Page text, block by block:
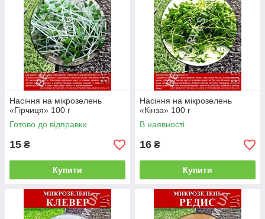
Насіння на мікрозелень
«Гірчиця» 100 г
Готово до відправки
15 ₴
Купити
Насіння на мікрозелень
«Кінза» 100 г
В наявності
16 ₴
Купити